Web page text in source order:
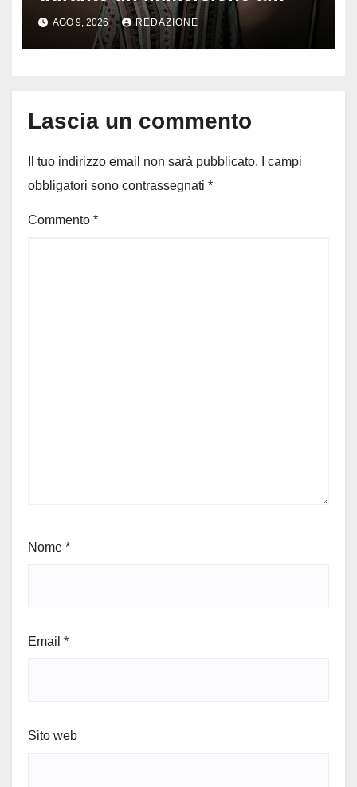
Lampedusa: aperta
un’inchiesta per omicidio
nautico, cosa emerge sulla
AGO 9, 2026 REDAZIONE
Lascia un commento
Il tuo indirizzo email non sarà pubblicato.
I campi
obbligatori sono contrassegnati *
Commento *
Nome *
Email *
Sito web